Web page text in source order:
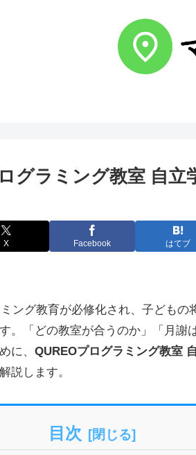
グラミング教室 自立
X Facebook はてブ
ング教育が必修化され、子どもの
。「どの教室が合うのか」「月謝
に、 QUREOプログラミング教室
説します。
目次